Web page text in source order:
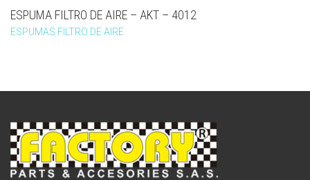
ESPUMA FILTRO DE AIRE – AKT – 4012
ESPUMAS FILTRO DE AIRE